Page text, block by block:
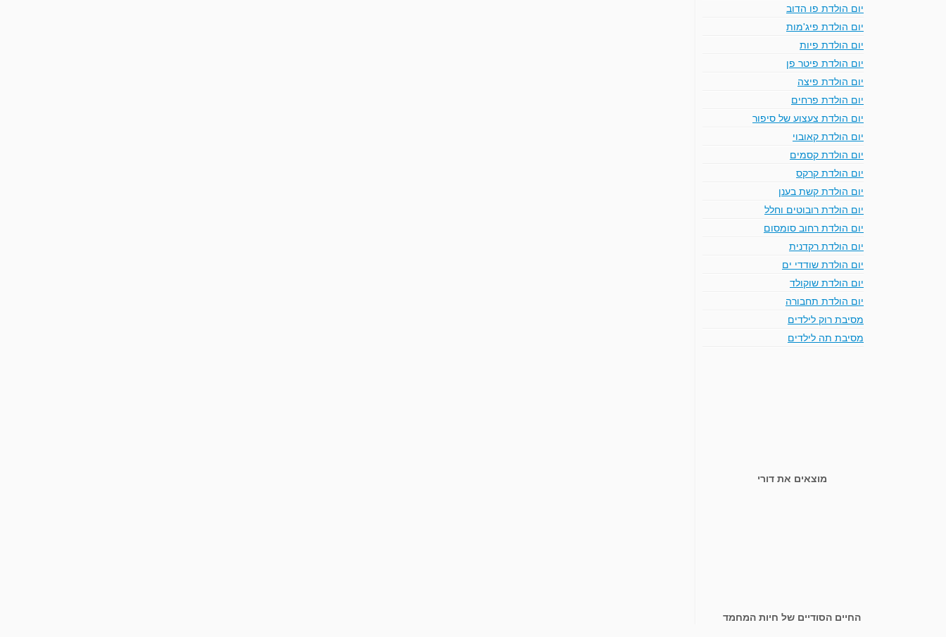
יום הולדת פו הדוב
יום הולדת פיג'מות
יום הולדת פיות
יום הולדת פיטר פן
יום הולדת פיצה
יום הולדת פרחים
יום הולדת צעצוע של סיפור
יום הולדת קאובוי
יום הולדת קסמים
יום הולדת קרקס
יום הולדת קשת בענן
יום הולדת רובוטים וחלל
יום הולדת רחוב סומסום
יום הולדת רקדנית
יום הולדת שודדי ים
יום הולדת שוקולד
יום הולדת תחבורה
מסיבת רוק לילדים
מסיבת תה לילדים
מוצאים את דורי
החיים הסודיים של חיות המחמד